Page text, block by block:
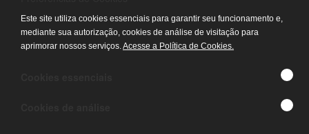
Contato
- Fale conosco
- Trabalhe conosco
Este site utiliza cookies essenciais para garantir seu funcionamento e,
mediante sua autorização, cookies de análise de visitação para
aprimorar nossos serviços.Acesse a Política de Cookies.